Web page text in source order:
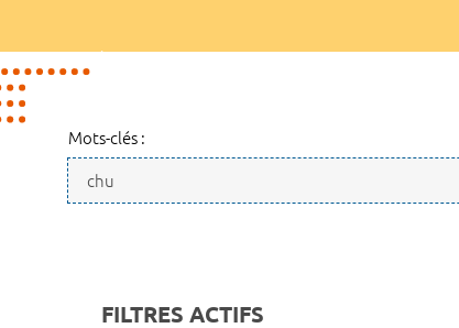
Mots-clés :
FILTRES ACTIFS